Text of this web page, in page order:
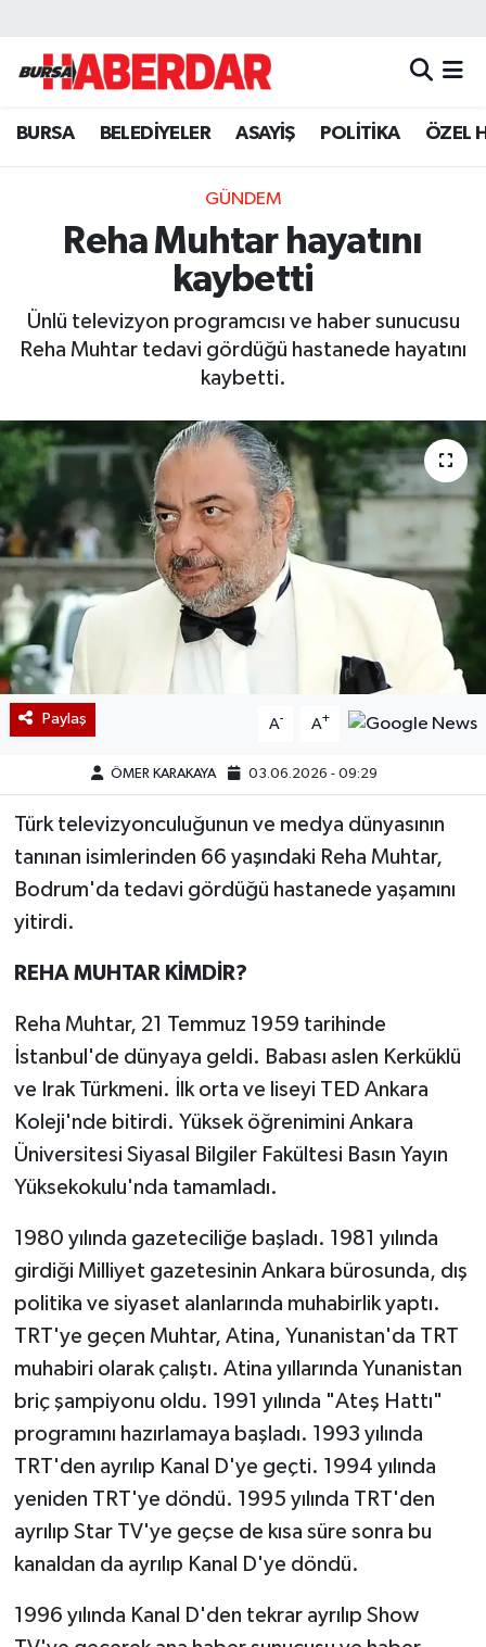
BURSA BELEDİYELER ASAYİŞ POLİTİKA ÖZEL
GÜNDEM
Reha Muhtar hayatını
kaybetti
Ünlü televizyon programcısı ve haber sunucusu
Reha Muhtar tedavi gördüğü hastanede hayatını
kaybetti.
Paylaş A- A+
ÖMER KARAKAYA 03.06.2026 - 09:29
Türk televizyonculuğunun ve medya dünyasının
tanınan isimlerinden 66 yaşındaki Reha Muhtar,
Bodrum'da tedavi gördüğü hastanede yaşamını
yitirdi.
REHA MUHTAR KİMDİR?
Reha Muhtar, 21 Temmuz 1959 tarihinde
İstanbul'de dünyaya geldi. Babası aslen Kerküklü
ve Irak Türkmeni. İlk orta ve liseyi TED Ankara
Koleji'nde bitirdi. Yüksek öğrenimini Ankara
Üniversitesi Siyasal Bilgiler Fakültesi Basın Yayın
Yüksekokulu'nda tamamladı.
1980 yılında gazeteciliğe başladı. 1981 yılında
girdiği Milliyet gazetesinin Ankara bürosunda, dış
politika ve siyaset alanlarında muhabirlik yaptı.
TRT'ye geçen Muhtar, Atina, Yunanistan'da TRT
muhabiri olarak çalıştı. Atina yıllarında Yunanistan
briç şampiyonu oldu. 1991 yılında "Ateş Hattı"
programını hazırlamaya başladı. 1993 yılında
TRT'den ayrılıp Kanal D'ye geçti. 1994 yılında
yeniden TRT'ye döndü. 1995 yılında TRT'den
ayrılıp Star TV'ye geçse de kısa süre sonra bu
kanaldan da ayrılıp Kanal D'ye döndü.
1996 yılında Kanal D'den tekrar ayrılıp Show
Hava Durumu
Trafik Durumu
Süper Lig Puan Durumu ve Fikstür
Tüm Manşetler
Son Dakika Haberleri
Haber Arşivi